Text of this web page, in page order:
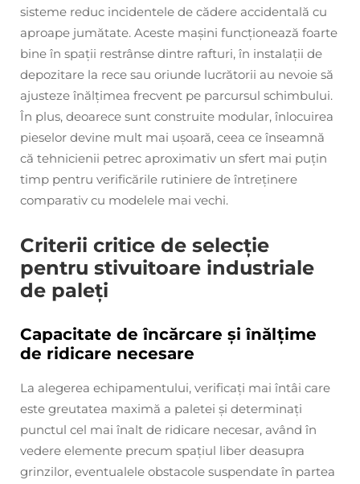
sisteme reduc incidentele de cădere accidentală cu
aproape jumătate. Aceste mașini funcționează foarte
bine în spații restrânse dintre rafturi, în instalații de
depozitare la rece sau oriunde lucrătorii au nevoie să
ajusteze înălțimea frecvent pe parcursul schimbului.
În plus, deoarece sunt construite modular, înlocuirea
pieselor devine mult mai ușoară, ceea ce înseamnă
că tehnicienii petrec aproximativ un sfert mai puțin
timp pentru verificările rutiniere de întreținere
comparativ cu modelele mai vechi.
Criterii critice de selecție
pentru stivuitoare industriale
de paleți
Capacitate de încărcare și înălțime
de ridicare necesare
La alegerea echipamentului, verificați mai întâi care
este greutatea maximă a paletei și determinați
punctul cel mai înalt de ridicare necesar, având în
vedere elemente precum spațiul liber deasupra
grinzilor, eventualele obstacole suspendate în partea